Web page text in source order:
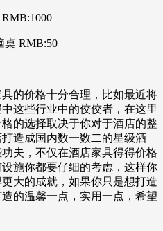
桌 RMB:50
的价格十分合理，比如最近将
这些行业中的佼佼者，在这里
的选择取决于你对于酒店的整
造成国内数一数二的星级酒
夫，不仅在酒店家具得得价格
施你都要仔细的考虑，这样你
大的成就，如果你只是想打造
的温馨一点，实用一点，希望